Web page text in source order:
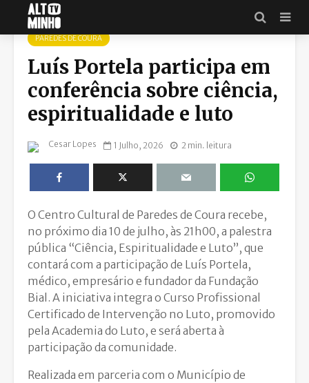
PAREDES DE COURA
Luís Portela participa em
conferência sobre ciência,
espiritualidade e luto
Cesar Lopes 1 Julho, 2026 2 min. leitura
O Centro Cultural de Paredes de Coura recebe,
no próximo dia 10 de julho, às 21h00, a palestra
pública “Ciência, Espiritualidade e Luto”, que
contará com a participação de Luís Portela,
médico, empresário e fundador da Fundação
Bial. A iniciativa integra o Curso Profissional
Certificado de Intervenção no Luto, promovido
pela Academia do Luto, e será aberta à
participação da comunidade.
Realizada em parceria com o Município de